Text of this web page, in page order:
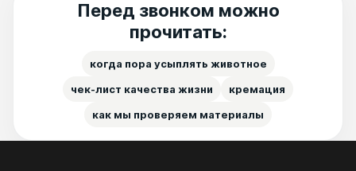
Перед звонком можно
прочитать:
когда пора усыплять животное
чек-лист качества жизни
кремация
как мы проверяем материалы